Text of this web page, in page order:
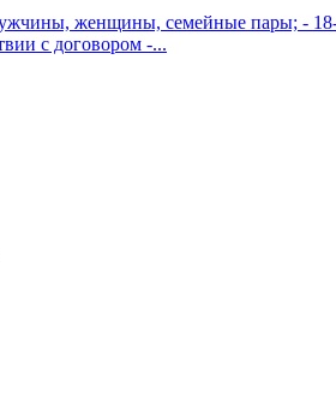
женщины, семейные пары; - 18-
с договором -...